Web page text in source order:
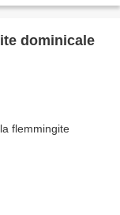
dominicale